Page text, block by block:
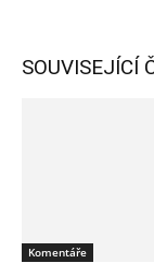
SOUVISEJÍCÍ
Komentáře